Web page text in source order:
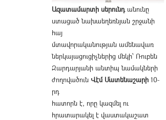
Ազատամարտի սերունդանունը
ստացած նախաեղեռնյան շրջանի
հայ
մտավորականության ամենավառ
ներկայացուցիչներից մեկի՝ Ռուբեն
Զարդարյանի անտիպ նամակների
ժողովածուն Վէմ Մատենաշարի 10-
րդ
հատորն է, որը կազմել ու
հրատարակել է վաստակաշատ